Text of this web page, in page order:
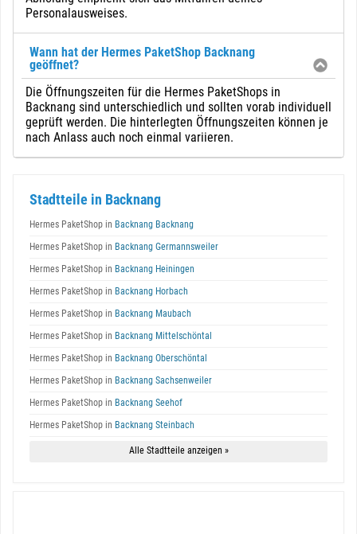
Personalausweises.
Wann hat der Hermes PaketShop Backnang
geöffnet?
Die Öffnungszeiten für die Hermes PaketShops in
Backnang sind unterschiedlich und sollten vorab individuell
geprüft werden. Die hinterlegten Öffnungszeiten können je
nach Anlass auch noch einmal variieren.
Stadtteile in Backnang
Hermes PaketShop in Backnang Backnang
Hermes PaketShop in Backnang Germannsweiler
Hermes PaketShop in Backnang Heiningen
Hermes PaketShop in Backnang Horbach
Hermes PaketShop in Backnang Maubach
Hermes PaketShop in Backnang Mittelschöntal
Hermes PaketShop in Backnang Oberschöntal
Hermes PaketShop in Backnang Sachsenweiler
Hermes PaketShop in Backnang Seehof
Hermes PaketShop in Backnang Steinbach
Alle Stadtteile anzeigen »